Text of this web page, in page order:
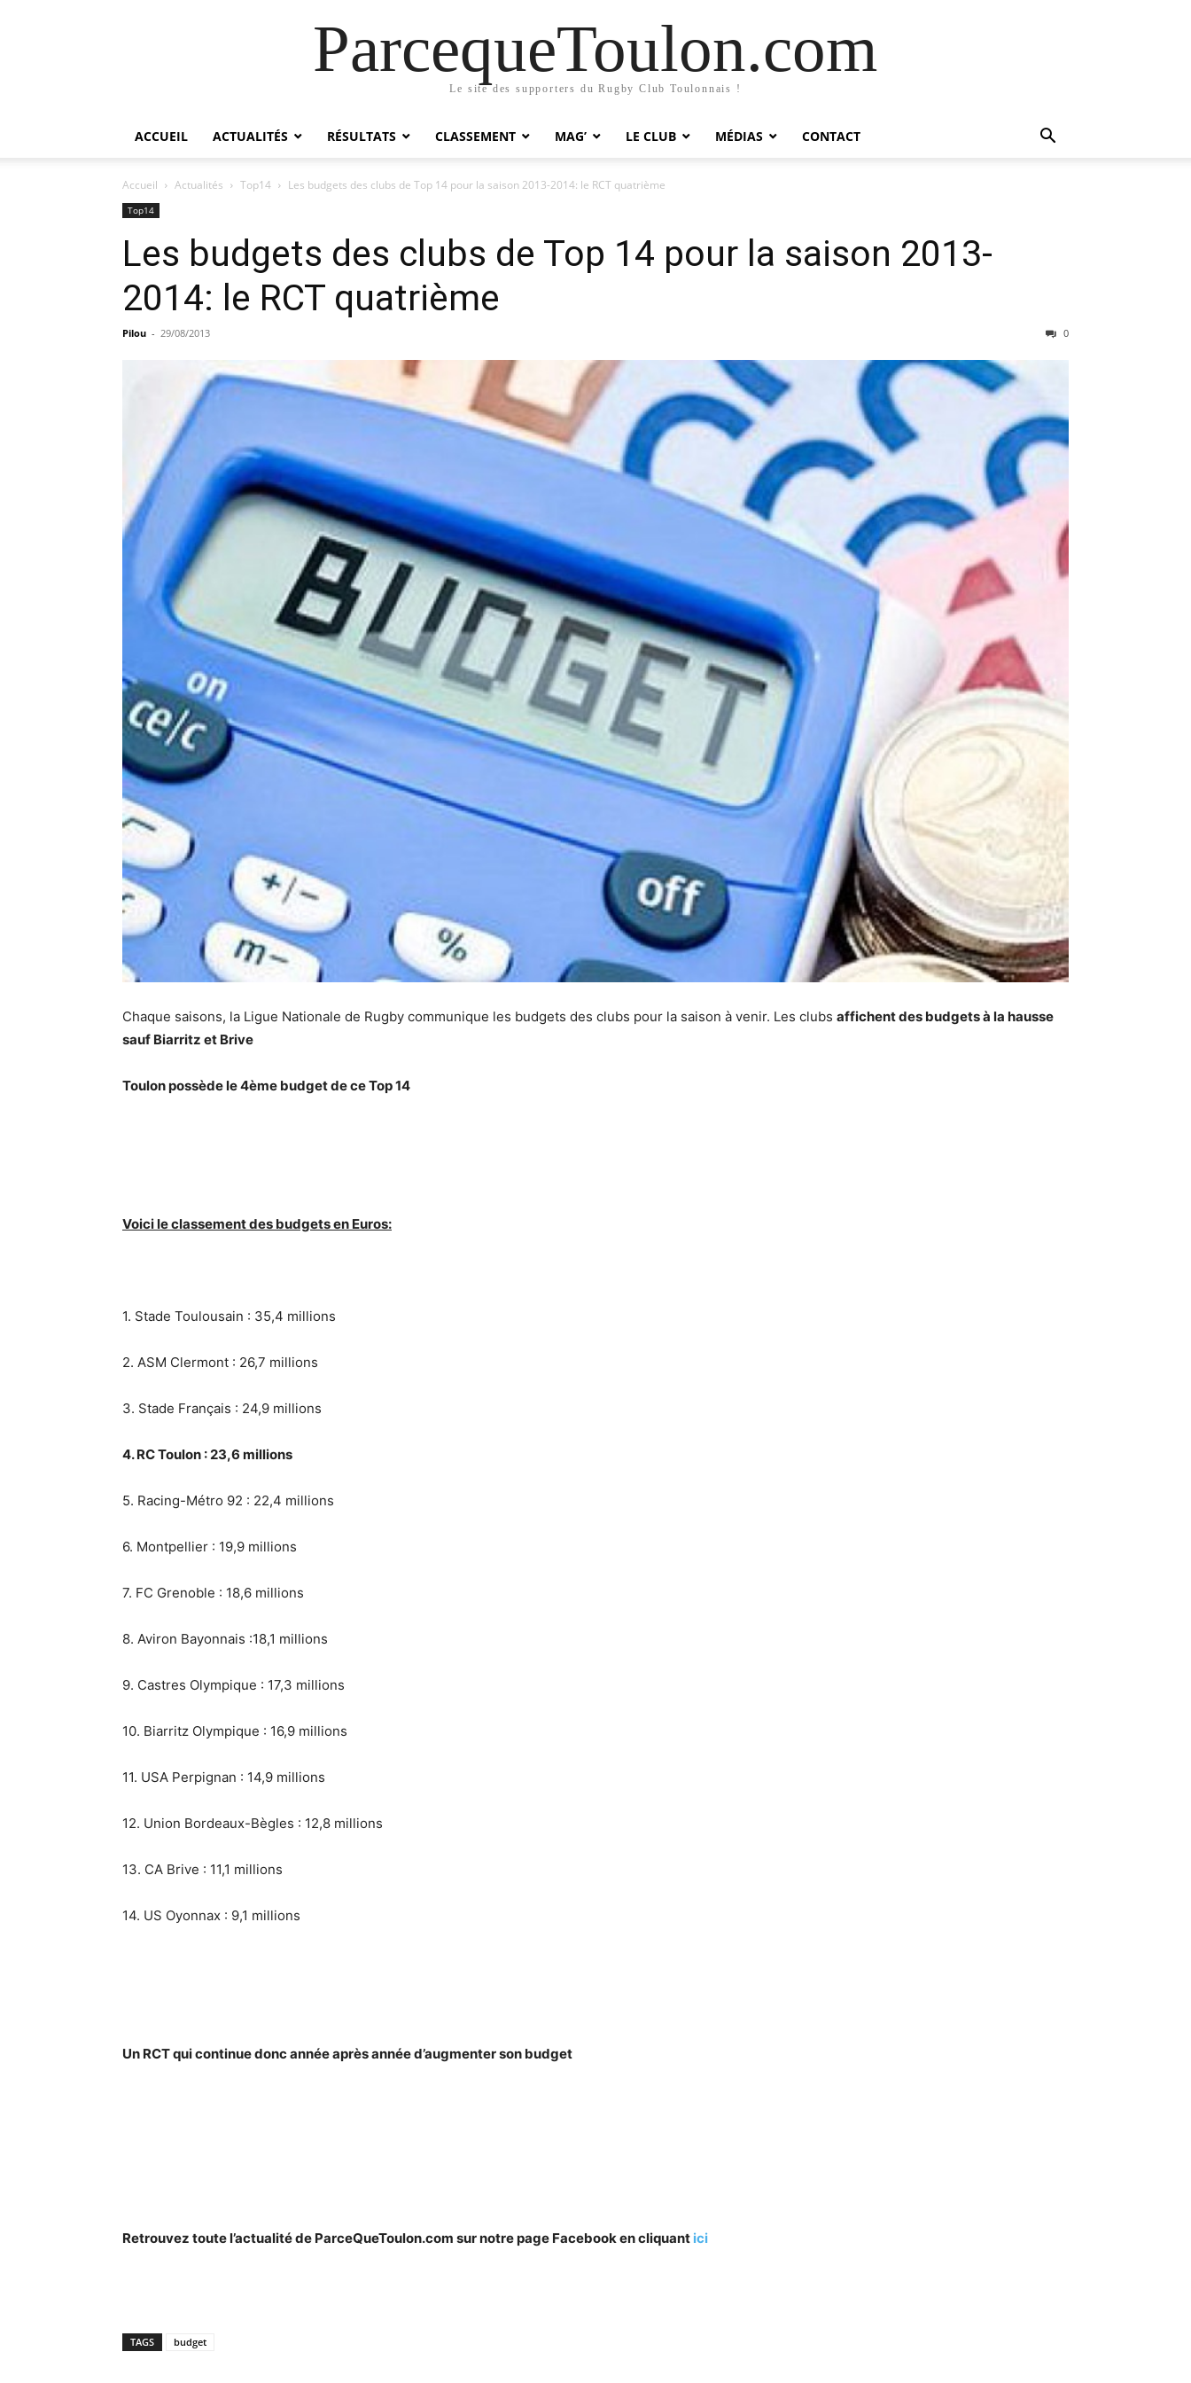
ParcequeToulon.com
Le site des supporters du Rugby Club Toulonnais !
ACCUEIL ACTUALITÉS RÉSULTATS CLASSEMENT MAG’ LE CLUB MÉDIAS CONTACT
Accueil Actualités Top14 Les budgets des clubs de Top 14 pour la saison 2013-2014: le RCT quatrième
Top14
Les budgets des clubs de Top 14 pour la saison 2013-
2014: le RCT quatrième
Pilou - 29/08/2013 0
Chaque saisons, la Ligue Nationale de Rugby communique les budgets des clubs pour la saison à venir. Les clubs affichent des budgets à la hausse
sauf Biarritz et Brive
Toulon possède le 4ème budget de ce Top 14
Voici le classement des budgets en Euros:
1. Stade Toulousain : 35,4 millions
2. ASM Clermont : 26,7 millions
3. Stade Français : 24,9 millions
4. RC Toulon : 23,6 millions
5. Racing-Métro 92 : 22,4 millions
6. Montpellier : 19,9 millions
7. FC Grenoble : 18,6 millions
8. Aviron Bayonnais :18,1 millions
9. Castres Olympique : 17,3 millions
10. Biarritz Olympique : 16,9 millions
11. USA Perpignan : 14,9 millions
12. Union Bordeaux-Bègles : 12,8 millions
13. CA Brive : 11,1 millions
14. US Oyonnax : 9,1 millions
Un RCT qui continue donc année après année d’augmenter son budget
Retrouvez toute l’actualité de ParceQueToulon.com sur notre page Facebook en cliquant ici
TAGS budget